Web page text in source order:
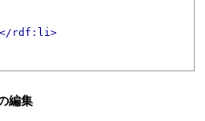
</rdf:li>
編集